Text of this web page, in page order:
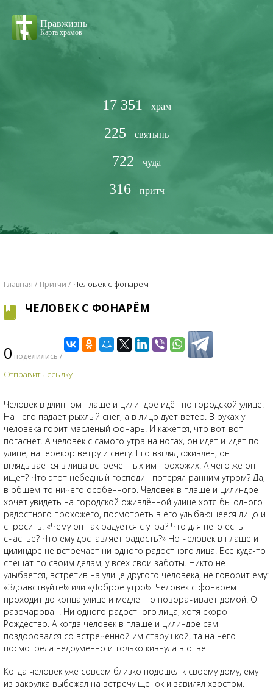
Правжизнь
Карта храмов
17 351 храм
225 святынь
722 чуда
316 притч
Главная Притчи Человек с фонарём
ЧЕЛОВЕК С ФОНАРЁМ
0 поделились /
Отправить ссылку
Человек в длинном плаще и цилиндре идёт по городской улице.
На него падает рыхлый снег, а в лицо дует ветер. В руках у
человека горит масленый фонарь. И кажется, что вот-вот
погаснет. А человек с самого утра на ногах, он идёт и идёт по
улице, наперекор ветру и снегу. Его взгляд оживлен, он
вглядывается в лица встреченных им прохожих. А чего же он
ищет? Что этот небедный господин потерял ранним утром? Да,
в общем-то ничего особенного. Человек в плаще и цилиндре
хочет увидеть на городской оживлённой улице хотя бы одного
радостного прохожего, посмотреть в его улыбающееся лицо и
спросить: «Чему он так радуется с утра? Что для него есть
счастье? Что ему доставляет радость?» Но человек в плаще и
цилиндре не встречает ни одного радостного лица. Все куда-то
спешат по своим делам, у всех свои заботы. Никто не
улыбается, встретив на улице другого человека, не говорит ему:
«Здравствуйте!» или «Доброе утро!». Человек с фонарём
проходит до конца улице и медленно поворачивает домой. Он
разочарован. Ни одного радостного лица, хотя скоро
Рождество. А когда человек в плаще и цилиндре сам
поздоровался со встреченной им старушкой, та на него
посмотрела недоумённо и только кивнула в ответ.
Когда человек уже совсем близко подошёл к своему дому, ему
из закоулка выбежал на встречу щенок и завилял хвостом.